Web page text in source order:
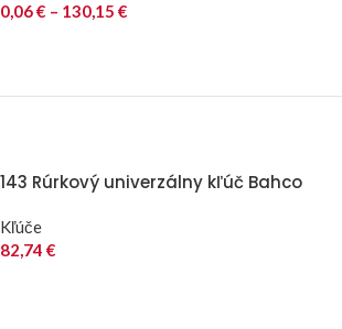
0,06€ – 130,15 €
143 Rúrkový univerzálny kľúč Bahco
Kľúče
82,74 €